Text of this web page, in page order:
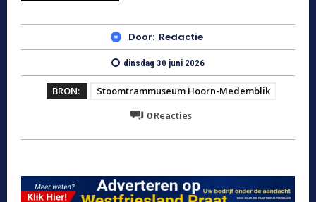
Door: Redactie
dinsdag 30 juni 2026
BRON:
Stoomtrammuseum Hoorn-Medemblik
0Reacties